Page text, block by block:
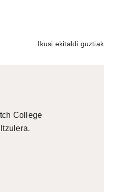
Ikusi ekitaldi guztiak
College